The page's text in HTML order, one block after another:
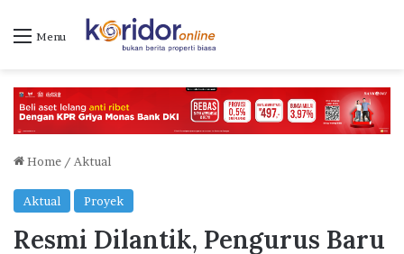
Menu
Home / Aktual
Aktual Proyek
Resmi Dilantik, Pengurus Baru